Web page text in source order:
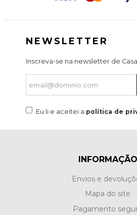
NEWSLETTER
Inscreva-se na newsletter de
Eu li e aceitei a política de
INFORMAÇÃO
Envios e
Mapa do site
Pagamento